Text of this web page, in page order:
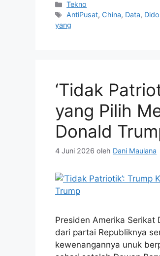
Kategori
Tekno
Tag
AntiPusat, China, Data,
yang
‘Tidak
yang Pilih
Donald
4 Juni 2026 oleh Dani Maulana
Presiden Amerika Serikat
dari partai Republiknya
kewenangannya unuk